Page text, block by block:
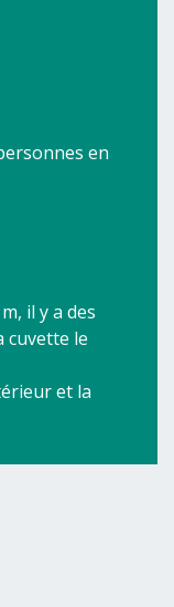
en
il y a des
cuvette le
et la